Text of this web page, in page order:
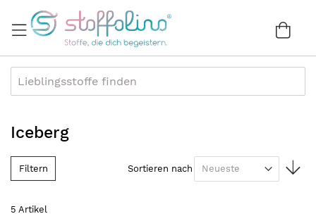
Inhalt
Iceberg
5 Artikel
Sortieren nach
Filtern